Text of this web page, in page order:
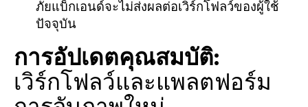
ภัยแบ็กเอนด์จะไม่ส่งผลต่อเวิร์กโฟลว์ของผู้ใช้
ปัจจุบัน
การอัปเดตคุณสมบัติ:
เวิร์กโฟลว์และแพลตฟอร์ม